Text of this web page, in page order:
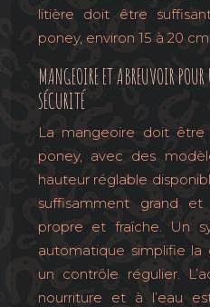
litière doit être
poney, environ 15 à 20 cm.
MANGEOIRE ET ABREUVOIR
SÉCURITÉ
La mangeoire doit
poney, avec des
hauteur réglable
suffisamment grand et
propre et fraîche. Un
automatique simplifie la
un contrôle régulier.
nourriture et à l’eau